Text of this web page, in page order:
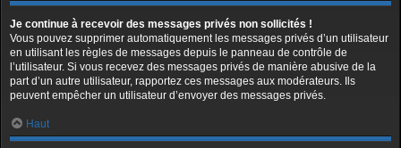
Je continue à recevoir des messages privés non sollicités !
Vous pouvez supprimer automatiquement les messages privés d’un utilisateur
en utilisant les règles de messages depuis le panneau de contrôle de
l’utilisateur. Si vous recevez des messages privés de manière abusive de la
part d’un autre utilisateur, rapportez ces messages aux modérateurs. Ils
peuvent empêcher un utilisateur d’envoyer des messages privés.
Haut